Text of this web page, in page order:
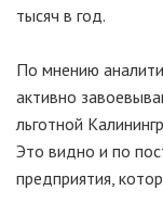
тысяч в год.
По мнению
активно
льготной
Это видно и по
предприятия,